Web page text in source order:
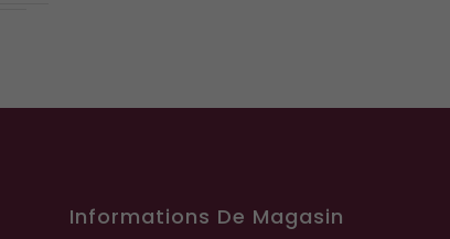
Informations De Magasin